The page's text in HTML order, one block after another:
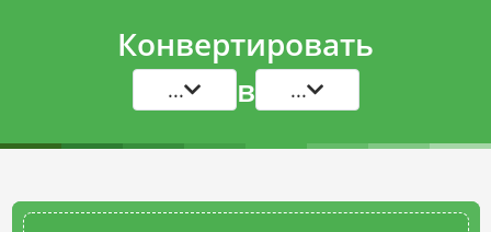
Конвертировать
... в ...